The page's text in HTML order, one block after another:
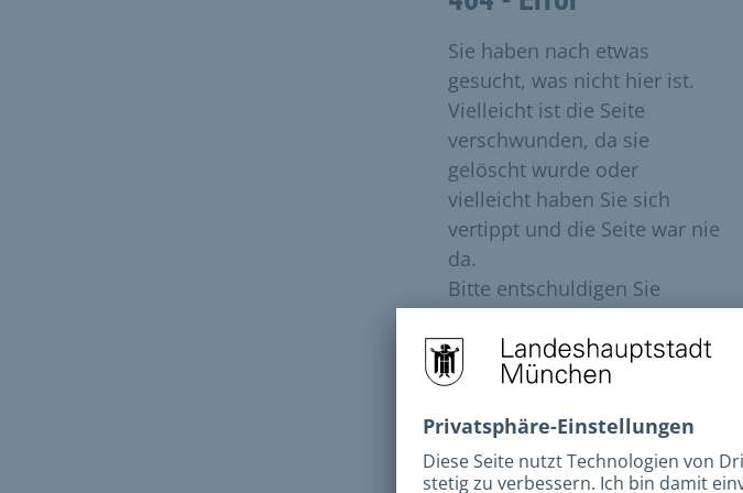
Sie haben nach etwas
gesucht, was nicht hier ist.
Vielleicht ist die Seite
verschwunden, da sie
gelöscht wurde oder
vielleicht haben Sie sich
vertippt und die Seite war nie
da.
Bitte entschuldigen Sie
Bitte versuchen Sie folgende
entsprechende Seite zu
Versuchen Sie den